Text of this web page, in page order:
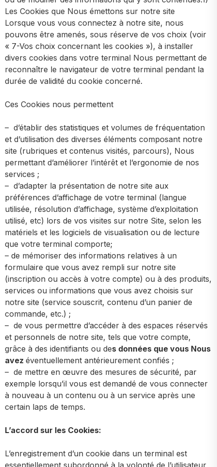
Les Cookies que Nous émettons sur notre site
Lorsque vous vous connectez à notre site, nous
pouvons être amenés, sous réserve de vos choix (voir
« 7-Vos choix concernant les cookies »), à installer
divers cookies dans votre terminal Nous permettant de
reconnaître le navigateur de votre terminal pendant la
durée de validité du cookie concerné.
Ces Cookies nous permettent
– d’établir des statistiques et volumes de fréquentation
et d’utilisation des diverses éléments composant notre
site (rubriques et contenus visités, parcours), Nous
permettant d’améliorer l’intérêt et l’ergonomie de nos
services ;
– d’adapter la présentation de notre site aux
préférences d’affichage de votre terminal (langue
utilisée, résolution d’affichage, système d’exploitation
utilisé, etc) lors de vos visites sur notre Site, selon les
matériels et les logiciels de visualisation ou de lecture
que votre terminal comporte;
– de mémoriser des informations relatives à un
formulaire que vous avez rempli sur notre site
(inscription ou accès à votre compte) ou à des produits,
services ou informations que vous avez choisis sur
notre site (service souscrit, contenu d’un panier de
commande, etc.) ;
– de vous permettre d’accéder à des espaces réservés
et personnels de notre site, tels que votre compte,
grâce à des identifiants ou des données que vous Nous
avez éventuellement antérieurement confiés ;
– de mettre en œuvre des mesures de sécurité, par
exemple lorsqu’il vous est demandé de vous connecter
à nouveau à un contenu ou à un service après une
certain laps de temps.
L’accord sur les Cookies:
L’enregistrement d’un cookie dans un terminal est
essentiellement subordonné à la volonté de l’utilisateur